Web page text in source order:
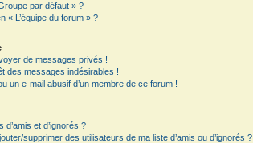
par défaut » ?
« L’équipe du forum » ?
de messages privés !
des messages indésirables !
un e-mail abusif d’un membre de ce forum !
et d’ignorés ?
supprimer des utilisateurs de ma liste d’amis ou d’ignorés ?